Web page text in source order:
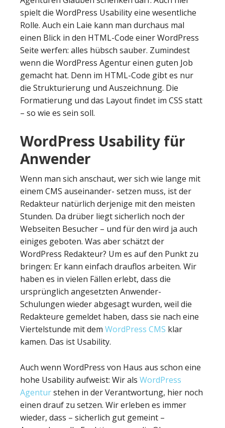
spielt die WordPress Usability eine wesentliche
Rolle. Auch ein Laie kann man durchaus mal
einen Blick in den HTML-Code einer WordPress
Seite werfen: alles hübsch sauber. Zumindest
wenn die WordPress Agentur einen guten Job
gemacht hat. Denn im HTML-Code gibt es nur
die Strukturierung und Auszeichnung. Die
Formatierung und das Layout findet im CSS statt
– so wie es sein soll.
WordPress Usability für
Anwender
Wenn man sich anschaut, wer sich wie lange mit
einem CMS auseinander- setzen muss, ist der
Redakteur natürlich derjenige mit den meisten
Stunden. Da drüber liegt sicherlich noch der
Webseiten Besucher – und für den wird ja auch
einiges geboten. Was aber schätzt der
WordPress Redakteur? Um es auf den Punkt zu
bringen: Er kann einfach drauflos arbeiten. Wir
haben es in vielen Fällen erlebt, dass die
ursprünglich angesetzten Anwender-
Schulungen wieder abgesagt wurden, weil die
Redakteure gemeldet haben, dass sie nach eine
Viertelstunde mit dem WordPress CMS klar
kamen. Das ist Usability.
Auch wenn WordPress von Haus aus schon eine
hohe Usability aufweist: Wir als WordPress
Agenturstehen in der Verantwortung, hier noch
einen drauf zu setzen. Wir erleben es immer
wieder, dass – sicherlich gut gemeint –